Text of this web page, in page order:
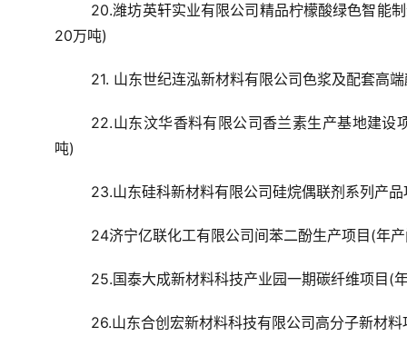
20.潍坊英轩实业有限公司精品柠檬酸绿色智能
20万吨)
21. 山东世纪连泓新材料有限公司色浆及配套高
22.山东汶华香料有限公司香兰素生产基地建
吨)
23.山东硅科新材料有限公司硅烷偶联剂系列产
24济宁亿联化工有限公司间苯二酚生产项目(年
25.国泰大成新材料科技产业园一期碳纤维项目(
26.山东合创宏新材料科技有限公司高分子新材